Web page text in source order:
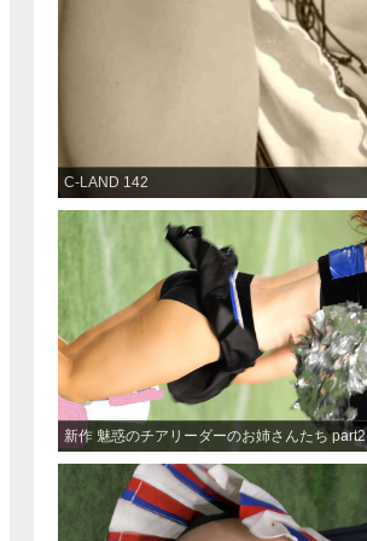
C-LAND 142
新作 魅惑のチアリーダーのお姉さんたち part2